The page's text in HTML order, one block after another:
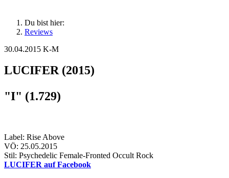
Du bist hier:
Reviews
30.04.2015 K-M
LUCIFER (2015)
"I" (1.729)
Label: Rise Above
VÖ: 25.05.2015
Stil: Psychedelic Female-Fronted Occult Rock
LUCIFER auf Facebook